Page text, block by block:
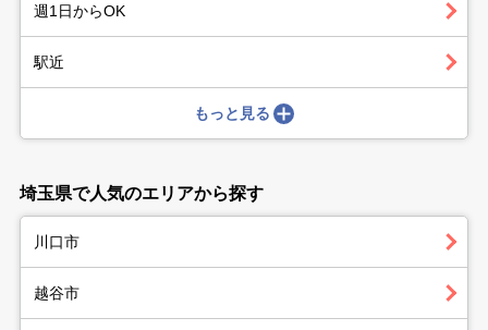
週1日からOK
駅近
もっと見る
埼玉県で人気のエリアから探す
川口市
越谷市